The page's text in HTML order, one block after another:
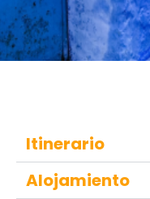
Itinerario
Alojamiento